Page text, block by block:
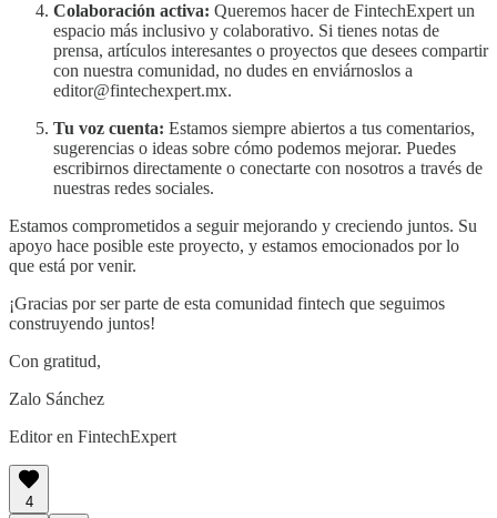
Colaboración activa: Queremos hacer de FintechExpert un
espacio más inclusivo y colaborativo. Si tienes notas de
prensa, artículos interesantes o proyectos que desees compartir
con nuestra comunidad, no dudes en enviárnoslos a
editor@fintechexpert.mx.
Tu voz cuenta: Estamos siempre abiertos a tus comentarios,
sugerencias o ideas sobre cómo podemos mejorar. Puedes
escribirnos directamente o conectarte con nosotros a través de
nuestras redes sociales.
Estamos comprometidos a seguir mejorando y creciendo juntos. Su
apoyo hace posible este proyecto, y estamos emocionados por lo
que está por venir.
¡Gracias por ser parte de esta comunidad fintech que seguimos
construyendo juntos!
Con gratitud,
Zalo Sánchez
Editor en FintechExpert
4